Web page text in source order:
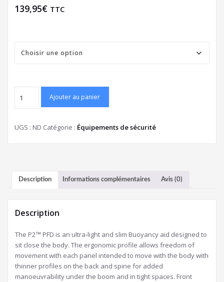
139,95€ TTC
Ajouter au panier
UGS : ND Catégorie : Équipements de sécurité
Description Informations complémentaires Avis (0)
Description
The P2™ PFD is an ultra-light and slim Buoyancy aid designed to
sit close the body. The ergonomic profile allows freedom of
movement with each panel intended to move with the body with
thinner profiles on the back and spine for added
manoeuvrability under the boom and in tight spaces. Front